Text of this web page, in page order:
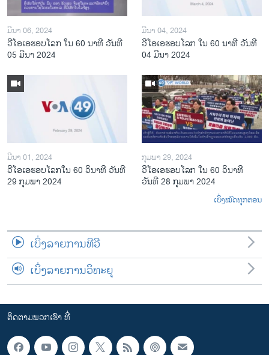
ມີນາ 06, 2024
ວີໂອເອຮອບໂລກ ໃນ 60 ນາທີ ວັນທີ
05 ມີນາ 2024
ມີນາ 04, 2024
ວີໂອເອຮອບໂລກ ໃນ 60 ນາທີ ວັນທີ
04 ມີນາ 2024
ມີນາ 01, 2024
ວີໂອເອຮອບໂລກໃນ 60 ວິນາທີ ວັນທີ
29 ກຸມພາ 2024
ກຸມພາ 29, 2024
ວີໂອເອຮອບໂລກ ໃນ 60 ວິນາທີ
ວັນທີ 28 ກຸມພາ 2024
ເບິ່ງໝົດທຸກຕອນ
ເບິ່ງລາຍການທີວີ
ເບິ່ງລາຍການວິທະຍຸ
ຕິດຕາມພວກເຮົາ ທີ່